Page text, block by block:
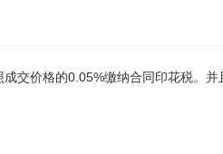
交价格的0.05%缴纳合同印花税。